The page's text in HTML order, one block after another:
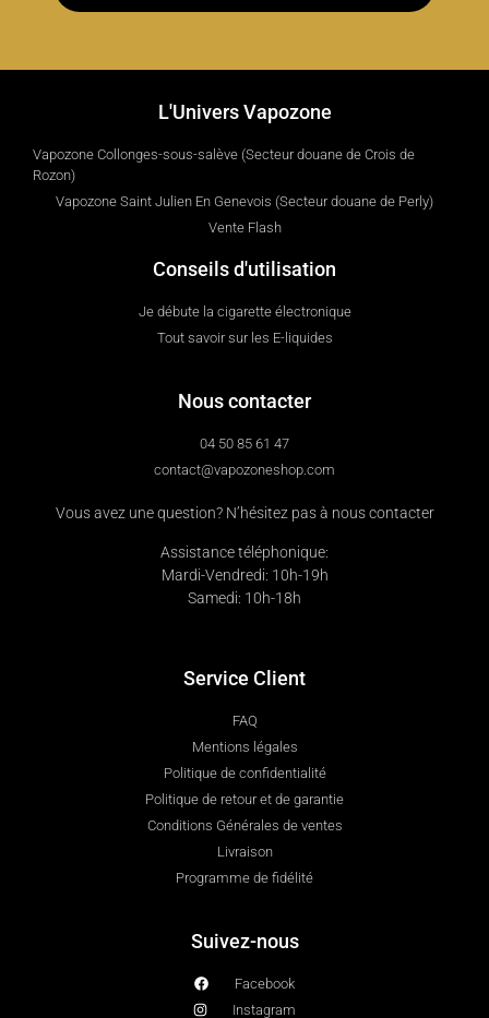
L'Univers Vapozone
Vapozone Collonges-sous-salève (Secteur douane de Crois de
Rozon)
Vapozone Saint Julien En Genevois (Secteur douane de Perly)
Vente Flash
Conseils d'utilisation
Je débute la cigarette électronique
Tout savoir sur les E-liquides
Nous contacter
04 50 85 61 47
contact@vapozoneshop.com
Vous avez une question? N’hésitez pas à nous contacter
Assistance téléphonique:
Mardi-Vendredi: 10h-19h
Samedi: 10h-18h
Service Client
FAQ
Mentions légales
Politique de confidentialité
Politique de retour et de garantie
Conditions Générales de ventes
Livraison
Programme de fidélité
Suivez-nous
Facebook
Instagram